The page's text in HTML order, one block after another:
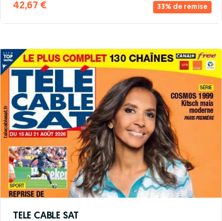
33% de remise
42,67 €
TELE CABLE SAT